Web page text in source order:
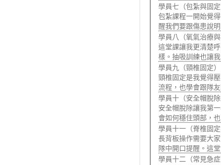
學員七（包紮與固
包紮課程一開始覺
醒我們要跟傷患說
學員八（氧氣治療
這堂課讓我更清楚
樣。抽吸訓練也讓
學員九（頸椎固定）
頸椎固定是我覺得
流程，也學會跟隊
學員十（安全帽脫
安全帽脫除讓我第
會如何穩住頭部，
學員十一（脊椎固
長背板操作需要大
隊中開口提醒。這
學員十二（常見急